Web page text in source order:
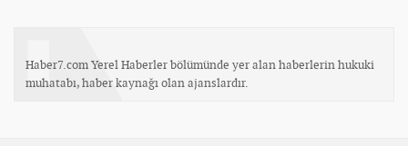
Haber7.com Yerel Haberler bölümünde yer alan haberlerin hukuki
muhatabı, haber kaynağı olan ajanslardır.